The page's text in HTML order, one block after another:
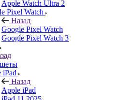
Apple Watch Ultra 2
Pixel Watch
Назад
Google Pixel Watch
Google Pixel Watch 3
iPad
Назад
Apple iPad